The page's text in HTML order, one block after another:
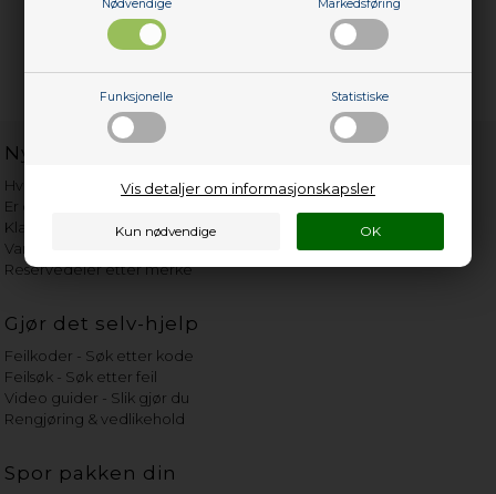
Nødvendige Markedsføring
Funksjonelle Statistiske
Vis detaljer om informasjonskapsler
Nyttige lenker
Hvor gammelt er apparatet mitt?
Er det verdt å reparere?
Klage på bassengrobot
Vannets hardhetsgrad
Reservedeler etter merke
Gjør det selv-hjelp
Feilkoder - Søk etter kode
Feilsøk - Søk etter feil
Video guider - Slik gjør du
Rengjøring & vedlikehold
Spor pakken din